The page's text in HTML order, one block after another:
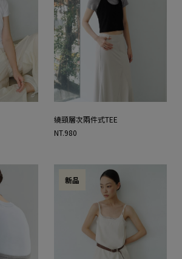
繞頸層次兩件式TEE
NT.980
新品